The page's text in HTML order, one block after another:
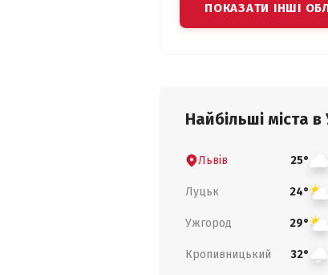
ПОКАЗАТИ ІНШІ
Найбільші міста в
Львів 25°
Луцьк 24°
Ужгород 29°
Кропивницький 32°